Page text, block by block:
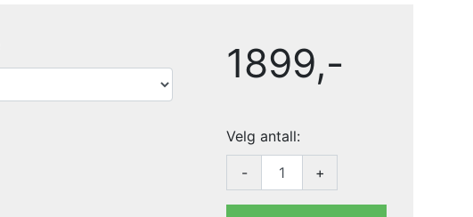
1899,-
Velg antall:
- +